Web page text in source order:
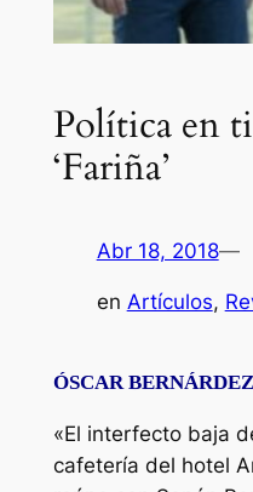
Política en
‘Fariña’
Abr 18, 2018—
en Artículos,
ÓSCAR
«El interfecto baja
cafetería del hotel